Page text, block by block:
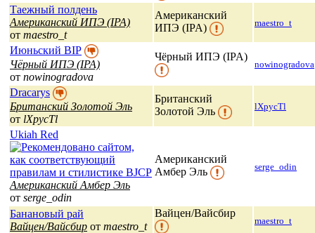
Таежный полдень
Американский ИПЭ (IPA)
от maestro_t
Американский
ИПЭ (IPA)
maestro_t
Июньский BIP
Чёрный ИПЭ (IPA)
от nowinogradova
Чёрный ИПЭ (IPA)
nowinogradova
Dracarys
Британский Золотой Эль
от lXpycTl
Британский
Золотой Эль
lXpycTl
Ukiah Red
Американский Амбер Эль
от serge_odin
Американский
Амбер Эль
serge_odin
Банановый рай
Вайцен/Вайсбир от maestro_t
Вайцен/Вайсбир
maestro_t